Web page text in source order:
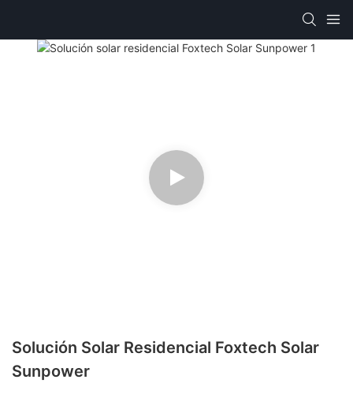
Solución Solar Residencial Foxtech Solar
Sunpower